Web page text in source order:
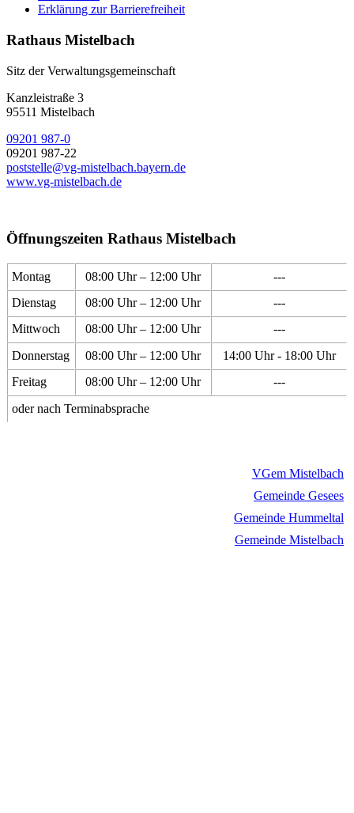
Erklärung zur Barrierefreiheit
Rathaus Mistelbach
Sitz der Verwaltungsgemeinschaft
Kanzleistraße 3
95511 Mistelbach
09201 987-0
09201 987-22
poststelle@vg-mistelbach.bayern.de
www.vg-mistelbach.de
Öffnungszeiten Rathaus Mistelbach
Montag 08:00 Uhr – 12:00 Uhr
---
Dienstag
08:00 Uhr – 12:00 Uhr
---
Mittwoch
08:00 Uhr – 12:00 Uhr
---
Donnerstag
08:00 Uhr – 12:00 Uhr
14:00 Uhr - 18:00 Uhr
Freitag
08:00 Uhr – 12:00 Uhr
---
oder nach Terminabsprache
VGem Mistelbach
Gemeinde Gesees
Gemeinde Hummeltal
Gemeinde Mistelbach